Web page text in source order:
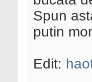
Spun
putin
Edit: